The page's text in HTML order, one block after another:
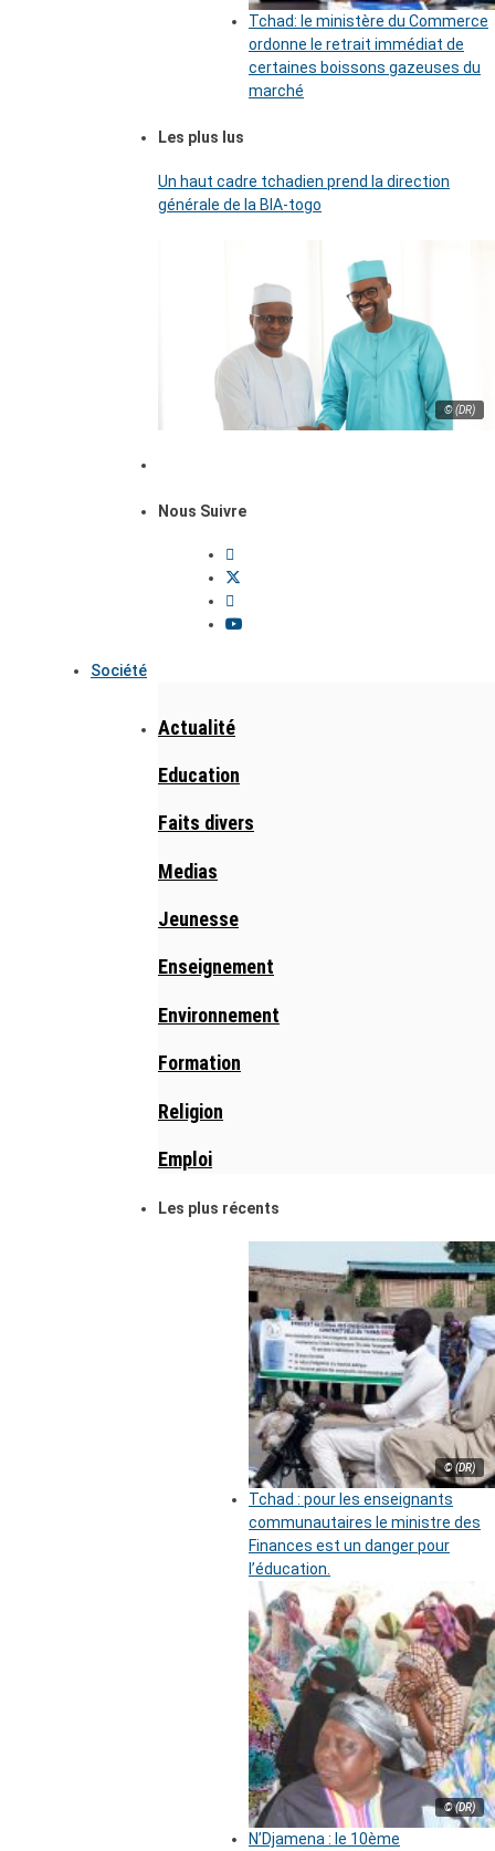
Tchad: le ministère du Commerce
ordonne le retrait immédiat de
certaines boissons gazeuses du
marché
Les plus lus
Un haut cadre tchadien prend la direction
générale de la BIA-togo
© (DR)
Nous Suivre
Société
Actualité
Education
Faits divers
Medias
Jeunesse
Enseignement
Environnement
Formation
Religion
Emploi
Les plus récents
© (DR)
Tchad : pour les enseignants
communautaires le ministre des
Finances est un danger pour
l’éducation.
© (DR)
N’Djamena : le 10ème